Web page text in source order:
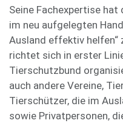
Seine Fachexpertise
im neu aufgelegten
Ausland effektiv helfen“
richtet sich in erster
Tierschutzbund
auch andere Vereine,
Tierschützer, die im
sowie Privatpersonen,